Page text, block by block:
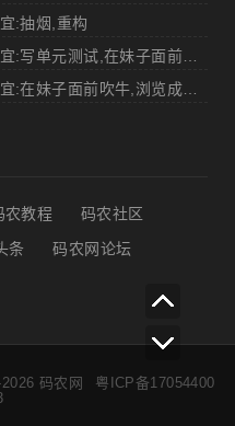
:抽烟,重构
农教程
码农社区
条
码农网论坛
码农网
粤ICP备17054400